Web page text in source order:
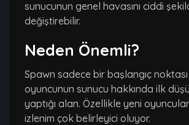
sunucunun genel havasını ciddi
değiştirebilir.
Neden Önemli?
Spawn sadece bir başlangıç
oyuncunun sunucu hakkında ilk
yaptığı alan. Özellikle yeni
izlenim çok belirleyici oluyor.